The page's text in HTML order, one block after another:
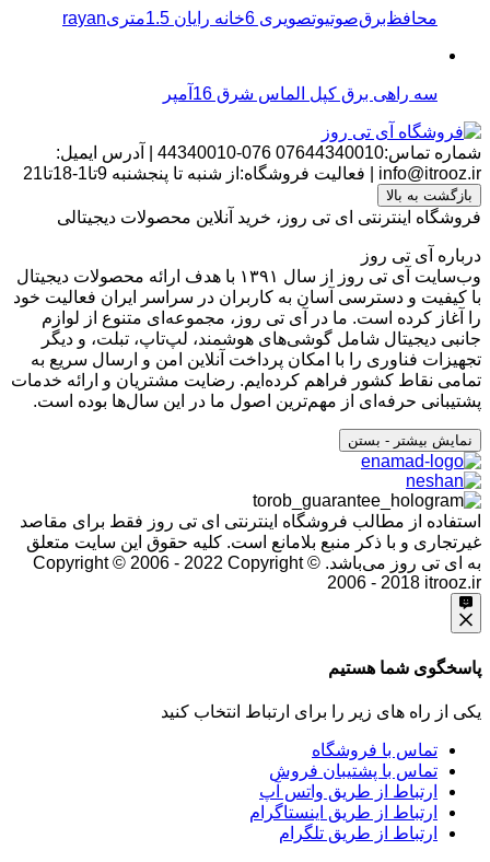
محافظ‌برق‌صوتیو‌تصویری 6خانه رایان 1.5متریrayan
سه راهی برق کپل الماس شرق 16آمپر
شماره تماس:07644340010 076-44340010
آدرس ایمیل:
info@itrooz.ir
فعالیت فروشگاه:از شنبه تا پنجشنبه 9تا1-18تا21
بازگشت به بالا
فروشگاه اینترنتی ای تی روز، خرید آنلاین محصولات دیجیتالی
درباره آی تی روز
وب‌سایت آی تی روز از سال ۱۳۹۱ با هدف ارائه محصولات دیجیتال
با کیفیت و دسترسی آسان به کاربران در سراسر ایران فعالیت خود
را آغاز کرده است. ما در آی تی روز، مجموعه‌ای متنوع از لوازم
جانبی دیجیتال شامل گوشی‌های هوشمند، لپ‌تاپ، تبلت، و دیگر
تجهیزات فناوری را با امکان پرداخت آنلاین امن و ارسال سریع به
تمامی نقاط کشور فراهم کرده‌ایم. رضایت مشتریان و ارائه خدمات
پشتیبانی حرفه‌ای از مهم‌ترین اصول ما در این سال‌ها بوده است.
نمایش بیشتر - بستن
استفاده از مطالب فروشگاه اینترنتی ای تی روز فقط برای مقاصد
غیرتجاری و با ذکر منبع بلامانع است. کلیه حقوق این سایت متعلق
به ای تی روز می‌باشد. Copyright © 2006 - 2022 Copyright ©
2006 - 2018 itrooz.ir
پاسخگوی شما هستیم
یکی از راه های زیر را برای ارتباط انتخاب کنید
تماس با فروشگاه
تماس با پشتیبان فروش
ارتباط از طریق واتس آپ
ارتباط از طریق اینستاگرام
ارتباط از طریق تلگرام